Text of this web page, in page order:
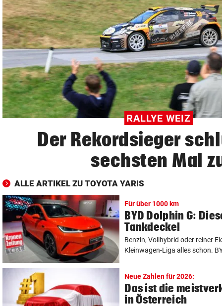
© Krone Multimedia GmbH & Co KG 2026
Muthgasse 2, 1190 Wien
RALLYE WEIZ
Der Rekordsieger
sechsten Mal
ALLE ARTIKEL ZU TOYOTA YARIS
Für über 1000 km
BYD Dolphin G:
Tankdeckel
Benzin, Vollhybrid oder reiner
Kleinwagen-Liga alles schon.
Neue Zahlen für 2026:
Das ist die
in Österreich